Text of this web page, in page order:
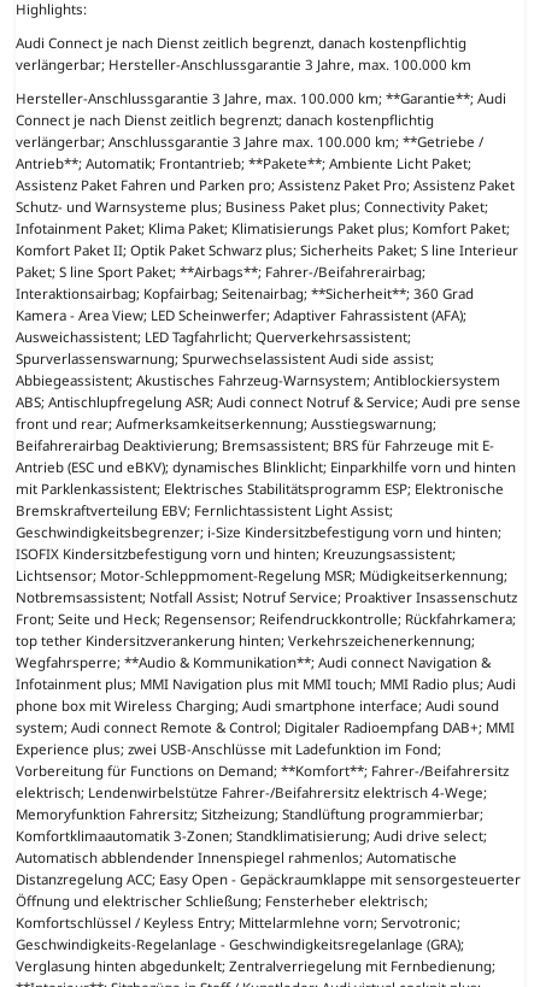
Highlights:
Audi Connect je nach Dienst zeitlich begrenzt, danach kostenpflichtig
verlängerbar; Hersteller-Anschlussgarantie 3 Jahre, max. 100.000 km
Hersteller-Anschlussgarantie 3 Jahre, max. 100.000 km; **Garantie**; Audi
Connect je nach Dienst zeitlich begrenzt; danach kostenpflichtig
verlängerbar; Anschlussgarantie 3 Jahre max. 100.000 km; **Getriebe /
Antrieb**; Automatik; Frontantrieb; **Pakete**; Ambiente Licht Paket;
Assistenz Paket Fahren und Parken pro; Assistenz Paket Pro; Assistenz Paket
Schutz- und Warnsysteme plus; Business Paket plus; Connectivity Paket;
Infotainment Paket; Klima Paket; Klimatisierungs Paket plus; Komfort Paket;
Komfort Paket II; Optik Paket Schwarz plus; Sicherheits Paket; S line Interieur
Paket; S line Sport Paket; **Airbags**; Fahrer-/Beifahrerairbag;
Interaktionsairbag; Kopfairbag; Seitenairbag; **Sicherheit**; 360 Grad
Kamera - Area View; LED Scheinwerfer; Adaptiver Fahrassistent (AFA);
Ausweichassistent; LED Tagfahrlicht; Querverkehrsassistent;
Spurverlassenswarnung; Spurwechselassistent Audi side assist;
Abbiegeassistent; Akustisches Fahrzeug-Warnsystem; Antiblockiersystem
ABS; Antischlupfregelung ASR; Audi connect Notruf & Service; Audi pre sense
front und rear; Aufmerksamkeitserkennung; Ausstiegswarnung;
Beifahrerairbag Deaktivierung; Bremsassistent; BRS für Fahrzeuge mit E-
Antrieb (ESC und eBKV); dynamisches Blinklicht; Einparkhilfe vorn und hinten
mit Parklenkassistent; Elektrisches Stabilitätsprogramm ESP; Elektronische
Bremskraftverteilung EBV; Fernlichtassistent Light Assist;
Geschwindigkeitsbegrenzer; i-Size Kindersitzbefestigung vorn und hinten;
ISOFIX Kindersitzbefestigung vorn und hinten; Kreuzungsassistent;
Lichtsensor; Motor-Schleppmoment-Regelung MSR; Müdigkeitserkennung;
Notbremsassistent; Notfall Assist; Notruf Service; Proaktiver Insassenschutz
Front; Seite und Heck; Regensensor; Reifendruckkontrolle; Rückfahrkamera;
top tether Kindersitzverankerung hinten; Verkehrszeichenerkennung;
Wegfahrsperre; **Audio & Kommunikation**; Audi connect Navigation &
Infotainment plus; MMI Navigation plus mit MMI touch; MMI Radio plus; Audi
phone box mit Wireless Charging; Audi smartphone interface; Audi sound
system; Audi connect Remote & Control; Digitaler Radioempfang DAB+; MMI
Experience plus; zwei USB-Anschlüsse mit Ladefunktion im Fond;
Vorbereitung für Functions on Demand; **Komfort**; Fahrer-/Beifahrersitz
elektrisch; Lendenwirbelstütze Fahrer-/Beifahrersitz elektrisch 4-Wege;
Memoryfunktion Fahrersitz; Sitzheizung; Standlüftung programmierbar;
Komfortklimaautomatik 3-Zonen; Standklimatisierung; Audi drive select;
Automatisch abblendender Innenspiegel rahmenlos; Automatische
Distanzregelung ACC; Easy Open - Gepäckraumklappe mit sensorgesteuerter
Öffnung und elektrischer Schließung; Fensterheber elektrisch;
Komfortschlüssel / Keyless Entry; Mittelarmlehne vorn; Servotronic;
Geschwindigkeits-Regelanlage - Geschwindigkeitsregelanlage (GRA);
Verglasung hinten abgedunkelt; Zentralverriegelung mit Fernbedienung;